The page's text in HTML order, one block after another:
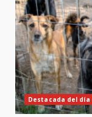
Destacada del día